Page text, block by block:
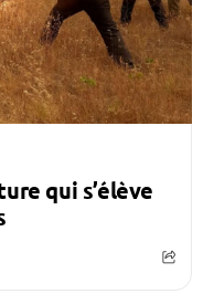
qui s’élève